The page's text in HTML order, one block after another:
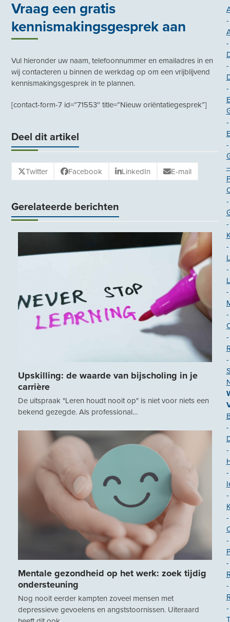
Vraag een gratis
kennismakingsgesprek aan
Vul hieronder uw naam, telefoonnummer en emailadres in en
wij contacteren u binnen de werkdag op om een vrijblijvend
kennismakingsgesprek in te plannen.
[contact-form-7 id=”71553″ title=”Nieuw oriëntatiegesprek”]
Deel dit artikel
Twitter Facebook LinkedIn E-mail
Gerelateerde berichten
Upskilling: de waarde van bijscholing in je
carrière
De uitspraak "Leren houdt nooit op" is niet voor niets een
bekend gezegde. Als professional…
Mentale gezondheid op het werk: zoek tijdig
ondersteuning
Nog nooit eerder kampten zoveel mensen met
depressieve gevoelens en angststoornissen. Uiteraard
-
-
-
-
-
-
-
-
-
-
-
-
-
-
-
-
-
-
-
-
-
-
-